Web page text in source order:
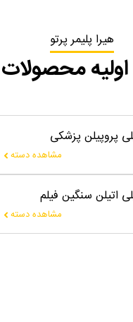
هیرا پلیمر پرتو
پروپیلن پزشکی
مشاهده دسته
اتیلن سنگین فیلم
مشاهده دسته